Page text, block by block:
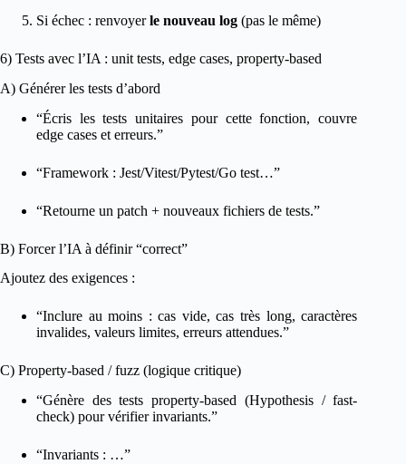
Si échec : renvoyerle nouveau log (pas le même)
6) Tests avec l’IA : unit tests, edge cases, property-based
A) Générer les tests d’abord
“Écris les tests unitaires pour cette fonction, couvre
edge cases et erreurs.”
“Framework : Jest/Vitest/Pytest/Go test…”
“Retourne un patch + nouveaux fichiers de tests.”
B) Forcer l’IA à définir “correct”
Ajoutez des exigences :
“Inclure au moins : cas vide, cas très long, caractères
invalides, valeurs limites, erreurs attendues.”
C) Property-based / fuzz (logique critique)
“Génère des tests property-based (Hypothesis / fast-
check) pour vérifier invariants.”
“Invariants : …”